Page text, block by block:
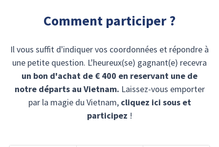
Comment participer ?
Il vous suffit d'indiquer vos coordonnées et répondre à
une petite question. L'heureux(se) gagnant(e) recevra
un bon d'achat de € 400 en reservant une de
notre départs au Vietnam. Laissez-vous emporter
par la magie du Vietnam, cliquez ici sous et
participez !